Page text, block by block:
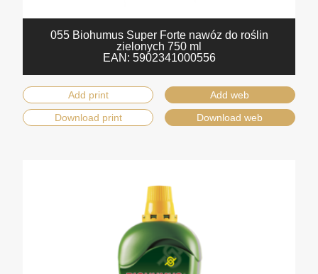
055 Biohumus Super Forte nawóz do roślin
zielonych 750 ml
EAN: 5902341000556
Add print
Add web
Download print
Download web